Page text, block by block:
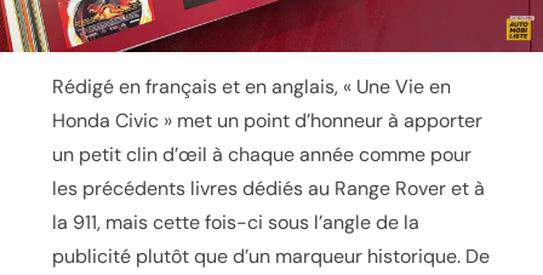
Rédigé en français et en anglais, « Une Vie en
Honda Civic » met un point d’honneur à apporter
un petit clin d’œil à chaque année comme pour
les précédents livres dédiés au Range Rover et à
la 911, mais cette fois-ci sous l’angle de la
publicité plutôt que d’un marqueur historique. De